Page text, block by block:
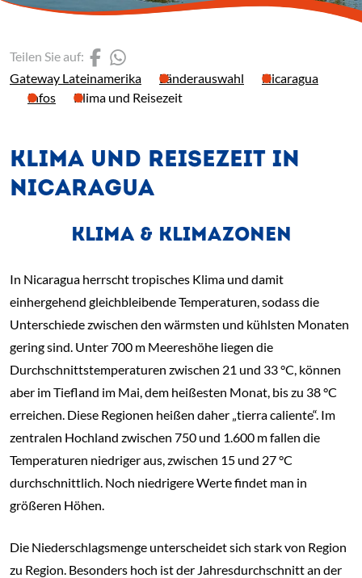
Gateway Lateinamerika Länderauswahl
Nicaragua
Infos
Klima und Reisezeit
Teilen Sie auf: (Link öffnet einen neuen
KLIMA UND REISEZEIT IN
NICARAGUA
KLIMA & KLIMAZONEN
In Nicaragua herrscht tropisches Klima und damit
einhergehend gleichbleibende Temperaturen, sodass die
Unterschiede zwischen den wärmsten und kühlsten Monaten
gering sind. Unter 700 m Meereshöhe liegen die
Durchschnittstemperaturen zwischen 21 und 33 °C, können
aber im Tiefland im Mai, dem heißesten Monat, bis zu 38 °C
erreichen. Diese Regionen heißen daher „tierra caliente“. Im
zentralen Hochland zwischen 750 und 1.600 m fallen die
Temperaturen niedriger aus, zwischen 15 und 27 °C
durchschnittlich. Noch niedrigere Werte findet man in
größeren Höhen.
Die Niederschlagsmenge unterscheidet sich stark von Region
zu Region. Besonders hoch ist der Jahresdurchschnitt an der